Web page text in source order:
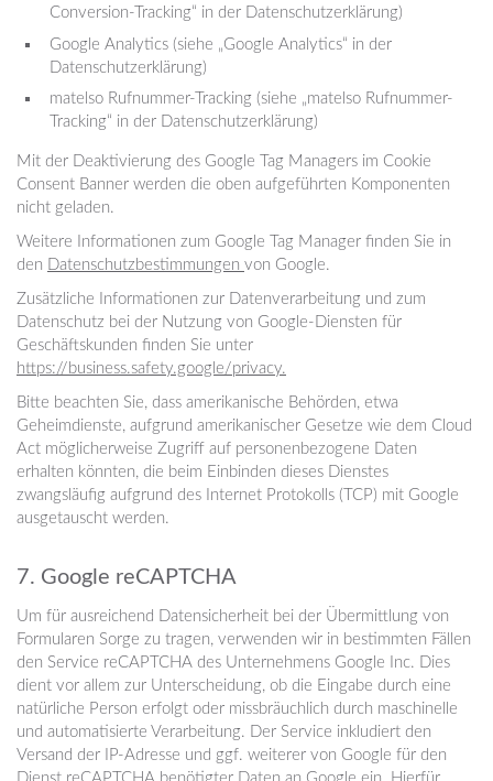
Conversion-Tracking“ in der Datenschutzerklärung)
Google Analytics (siehe „Google Analytics“ in der
Datenschutzerklärung)
matelso Rufnummer-Tracking (siehe „matelso Rufnummer-
Tracking“ in der Datenschutzerklärung)
Mit der Deaktivierung des Google Tag Managers im Cookie
Consent Banner werden die oben aufgeführten Komponenten
nicht geladen.
Weitere Informationen zum Google Tag Manager finden Sie in
den Datenschutzbestimmungen von Google.
Zusätzliche Informationen zur Datenverarbeitung und zum
Datenschutz bei der Nutzung von Google-Diensten für
Geschäftskunden finden Sie unter
https://business.safety.google/privacy.
Bitte beachten Sie, dass amerikanische Behörden, etwa
Geheimdienste, aufgrund amerikanischer Gesetze wie dem Cloud
Act möglicherweise Zugriff auf personenbezogene Daten
erhalten könnten, die beim Einbinden dieses Dienstes
zwangsläufig aufgrund des Internet Protokolls (TCP) mit Google
ausgetauscht werden.
7. Google reCAPTCHA
Um für ausreichend Datensicherheit bei der Übermittlung von
Formularen Sorge zu tragen, verwenden wir in bestimmten Fällen
den Service reCAPTCHA des Unternehmens Google Inc. Dies
dient vor allem zur Unterscheidung, ob die Eingabe durch eine
natürliche Person erfolgt oder missbräuchlich durch maschinelle
und automatisierte Verarbeitung. Der Service inkludiert den
Versand der IP-Adresse und ggf. weiterer von Google für den